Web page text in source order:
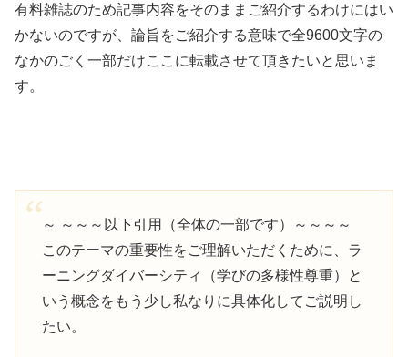
有料雑誌のため記事内容をそのままご紹介するわけにはい
かないのですが、論旨をご紹介する意味で全9600文字の
なかのごく一部だけここに転載させて頂きたいと思いま
す。
～ ～～～以下引用（全体の一部です）～～～～
このテーマの重要性をご理解いただくために、ラ
ーニングダイバーシティ（学びの多様性尊重）と
いう概念をもう少し私なりに具体化してご説明し
たい。